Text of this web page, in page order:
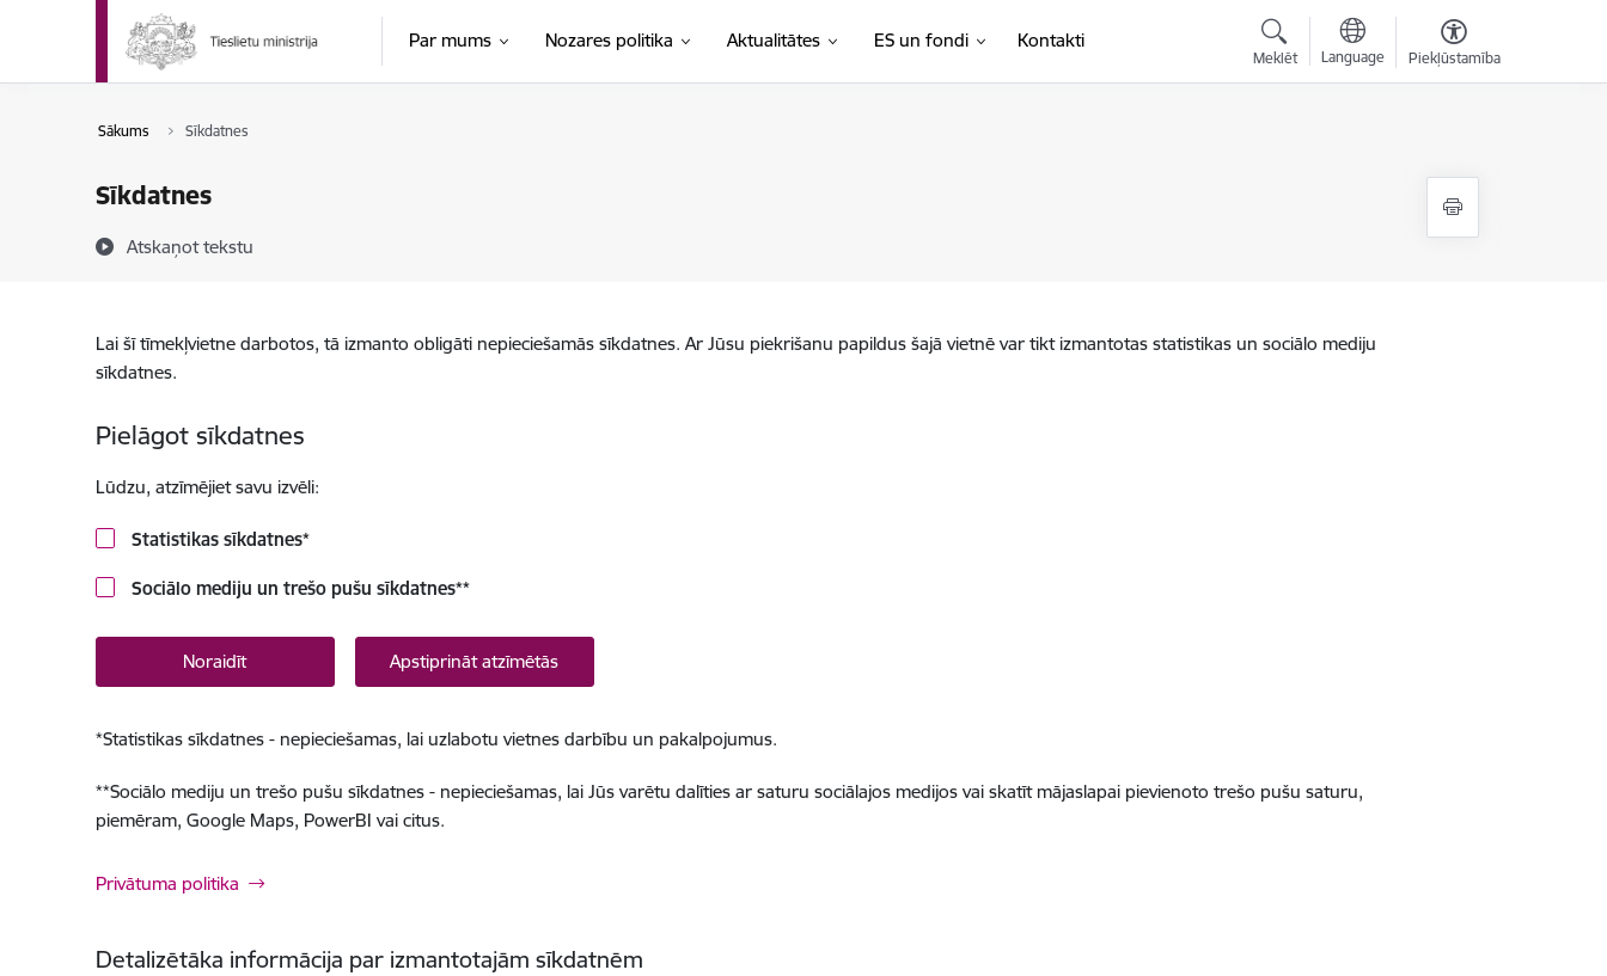
Pāriet uz lapas saturu
Par mums Nozares politika Aktualitātes ES un fondi Kontakti
Meklēt Language Piekļūstamība
Sākums Sīkdatnes
Sīkdatnes
Atskaņot tekstu
Lai šī tīmekļvietne darbotos, tā izmanto obligāti nepieciešamās sīkdatnes. Ar Jūsu piekrišanu papildus šajā vietnē var tikt izmantotas statistikas un sociālo mediju
sīkdatnes.
Pielāgot sīkdatnes
Lūdzu, atzīmējiet savu izvēli:
Statistikas sīkdatnes*
Sociālo mediju un trešo pušu sīkdatnes**
Noraidīt Apstiprināt atzīmētās
*Statistikas sīkdatnes - nepieciešamas, lai uzlabotu vietnes darbību un pakalpojumus.
**Sociālo mediju un trešo pušu sīkdatnes - nepieciešamas, lai Jūs varētu dalīties ar saturu sociālajos medijos vai skatīt mājaslapai pievienoto trešo pušu saturu,
piemēram, Google Maps, PowerBI vai citus.
Privātuma politika
Detalizētāka informācija par izmantotajām sīkdatnēm